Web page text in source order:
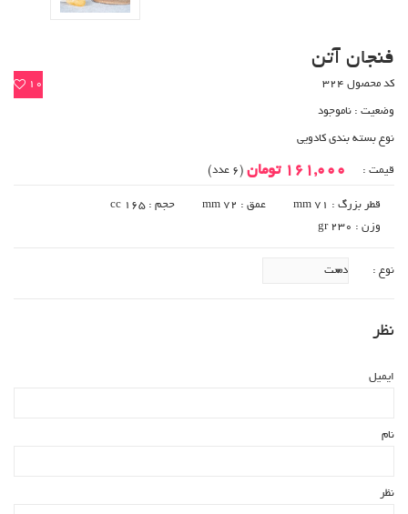
فنجان آتن
10 کد محصول 324
وضعیت : ناموجود
نوع بسته بندی کادویی
قیمت : 161,000 تومان (6 عدد)
قطر بزرگ : 71 mm عمق : 72 mm
حجم : 165 cc
وزن : 230 gr
نوع :
نظر
ایمیل
نام
نظر